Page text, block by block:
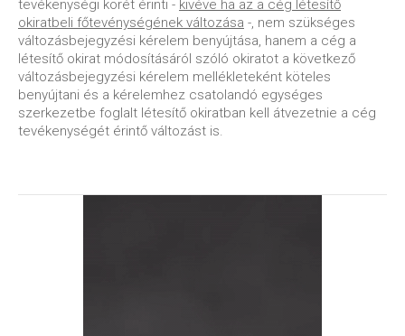
tevékenységi körét érinti - kivéve ha az a cég létesítő
okiratbeli főtevénységének változása -, nem szükséges
változásbejegyzési kérelem benyújtása, hanem a cég a
létesítő okirat módosításáról szóló okiratot a következő
változásbejegyzési kérelem mellékleteként köteles
benyújtani és a kérelemhez csatolandó egységes
szerkezetbe foglalt létesítő okiratban kell átvezetnie a cég
tevékenységét érintő változást is.